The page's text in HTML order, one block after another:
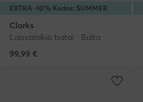
EXTRA -10% Kodas: SUMMER
Clarks
Laisvalaikio batai · Balta
99,99 €